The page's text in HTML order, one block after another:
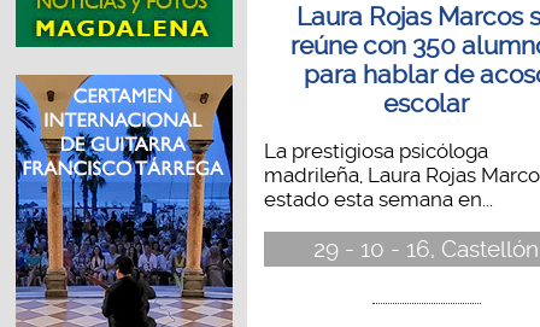
Laura Rojas Marcos
reúne con 350
para hablar de
escolar
La prestigiosa psicóloga
madrileña, Laura Rojas
estado esta semana en...
29 - 10 - 16, Castellón